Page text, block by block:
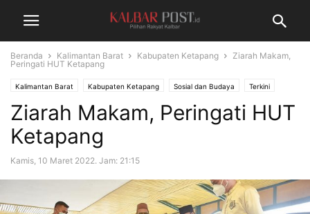
Beranda Kalimantan Barat Kabupaten Ketapang
Ziarah Makam,
Peringati HUT Ketapang
Kalimantan Barat Kabupaten Ketapang Sosial dan Budaya Terkini
Ziarah Makam, Peringati HUT
Ketapang
Kamis, 10 Maret 2022. Jam: 21:15